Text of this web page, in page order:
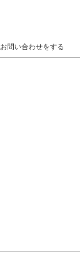
お問い合わせをする